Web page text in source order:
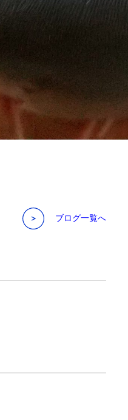
ブログ一覧へ